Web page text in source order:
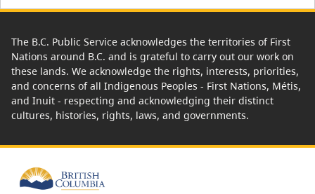
The B.C. Public Service acknowledges the territories of First
Nations around B.C. and is grateful to carry out our work on
these lands. We acknowledge the rights, interests, priorities,
and concerns of all Indigenous Peoples - First Nations, Métis,
and Inuit - respecting and acknowledging their distinct
cultures, histories, rights, laws, and governments.